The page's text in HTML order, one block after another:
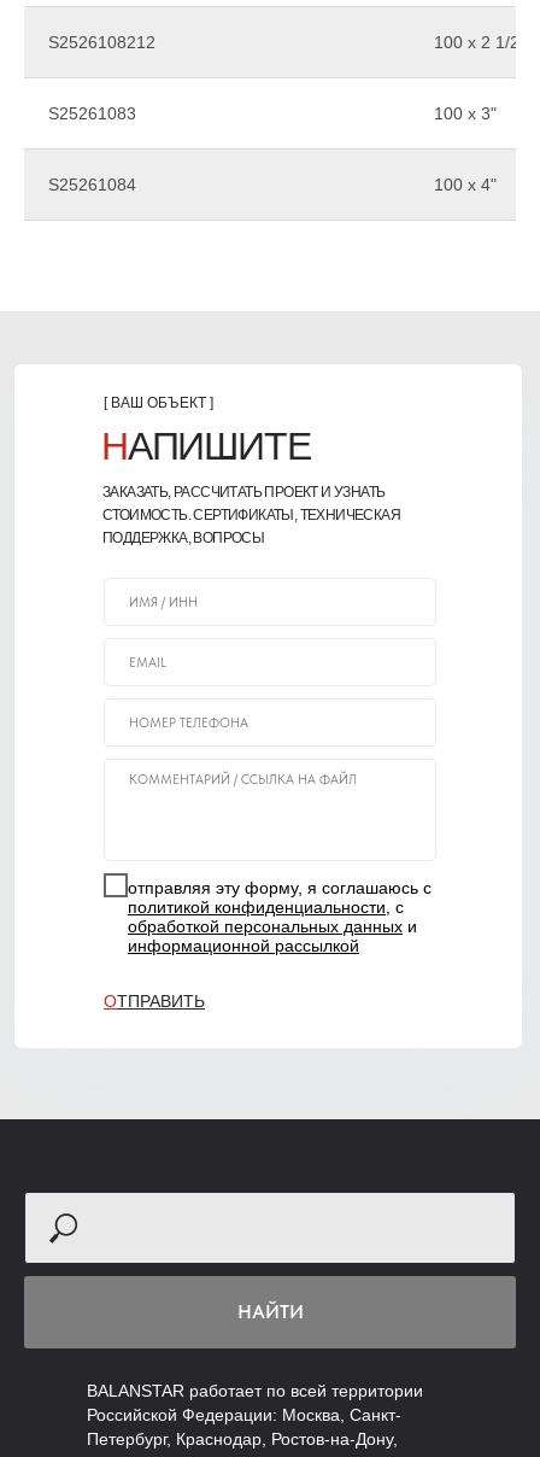
S2526108212 100 x 2 1/2"
S25261083 100 x 3"
S25261084 100 x 4"
ЗАКАЗАТЬ, РАССЧИТАТЬ ПРОЕКТ И УЗНАТЬ
СТОИМОСТЬ. СЕРТИФИКАТЫ, ТЕХНИЧЕСКАЯ
ПОДДЕРЖКА, ВОПРОСЫ
[ ВАШ ОБЪЕКТ ]
НАПИШИТЕ
отправляя эту форму, я соглашаюсь с
политикой конфиденциальности , с
обработкой персональных данных и
информационной рассылкой
SUBMIT
ОТПРАВИТЬ
НАЙТИ
BALANSTAR работает по всей территории
Российской Федерации: Москва, Санкт-
Петербург, Краснодар, Ростов-на-Дону,